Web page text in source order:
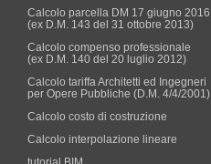
Calcolo parcella DM 17 giugno 2016
(ex D.M. 143 del 31 ottobre 2013)
Calcolo compenso professionale
(ex D.M. 140 del 20 luglio 2012)
Calcolo tariffa Architetti ed Ingegneri
per Opere Pubbliche (D.M. 4/4/2001)
Calcolo costo di costruzione
Calcolo interpolazione lineare